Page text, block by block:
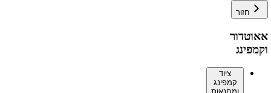
חזור
אאוטדור
וקמפינג
ציוד
קמפינג